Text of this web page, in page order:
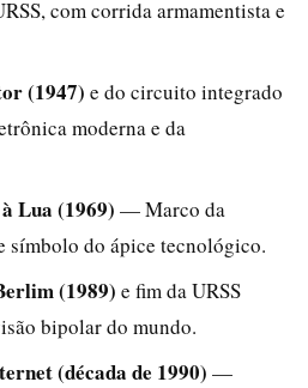
com corrida armamentista e
(1947) e do circuito integrado
moderna e da
Lua (1969) — Marco da
símbolo do ápice tecnológico.
(1989) e fim da URSS
bipolar do mundo.
(década de 1990) —